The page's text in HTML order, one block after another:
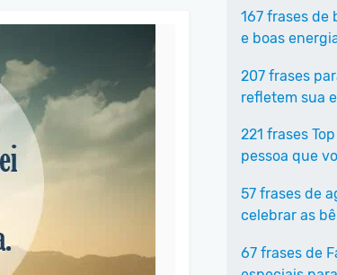
167 frases de
e boas
207 frases
refletem sua
221 frases
pessoa que
57 frases de
celebrar as
67 frases de